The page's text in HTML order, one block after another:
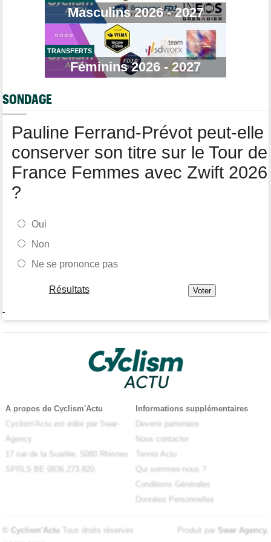
06/08
Média
Cyclism’Actu recrute des rédacteurs… si ça vous intéresse,
Tour de France Femmes
La startlist complète du Tour Femmes... déjà 16 abandons
Tour du Portugal
La surprise Francisco Campos remporte la 1ère étape
Tour de Pologne
Masculins 2026 - 2027
TRANSFERTS
Féminins 2026 - 2027
SONDAGE
Pauline Ferrand-Prévot peut-elle
conserver son titre sur le Tour de
France Femmes avec Zwift 2026
?
Oui
Non
Ne se prononce pas
Résultats
-
A propos de Cyclism'Actu
Cyclism'Actu est édité par Swar-
Agency
17 rue de la Suarlée, 5080 Rhisnes
SPRLS BE 0836.273.820
Informations supplémentaires
Devenir partenaire
Nous contacter
Tennis Actu
Qui sommes-nous ?
Conditions Générales
Données Personnelles
© Cyclism'Actu Tous droits réservés
Produit par Swar Agency.